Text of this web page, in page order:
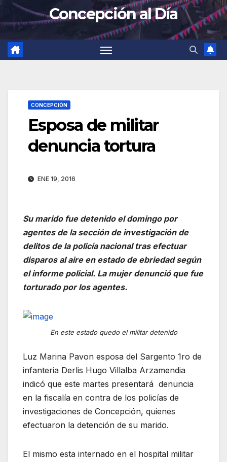
Concepción al Día
CONCEPCIÓN
Esposa de militar
denuncia tortura
ENE 19, 2016
Su marido fue detenido el domingo por
agentes de la sección de investigación de
delitos de la policía nacional tras efectuar
disparos al aire en estado de ebriedad según
el informe policial. La mujer denunció que fue
torturado por los agentes.
En este estado quedo el militar detenido
Luz Marina Pavon esposa del Sargento 1ro de
infanteria Derlis Hugo Villalba Arzamendia
indicó que este martes presentará denuncia
en la fiscalía en contra de los policías de
investigaciones de Concepción, quienes
efectuaron la detención de su marido.
El mismo esta internado en el hospital militar